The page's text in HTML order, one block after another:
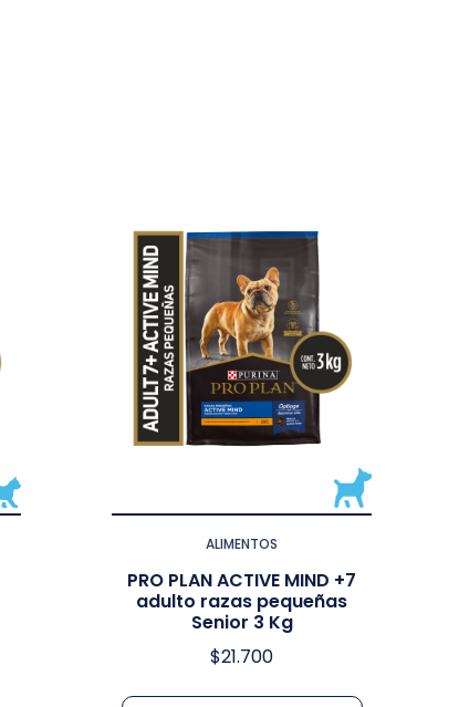
ALIMENTOS
PRO PLAN ACTIVE MIND +7
adulto razas pequeñas
Senior 3 Kg
$21.700